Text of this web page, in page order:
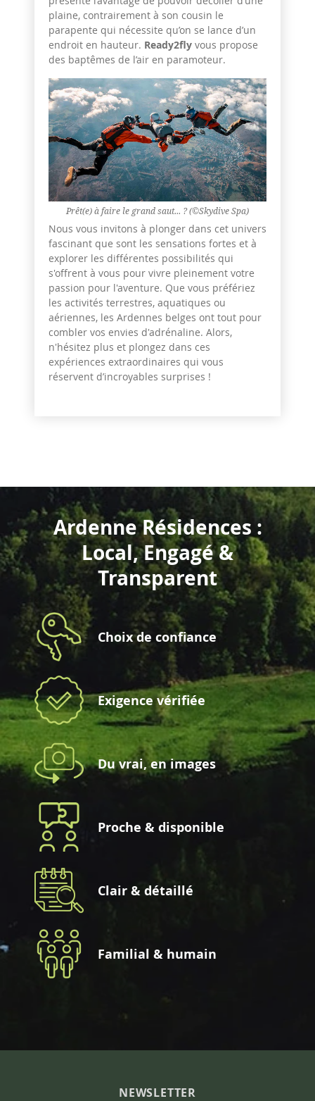
plaine, contrairement à son cousin le
parapente qui nécessite qu’on se lance d’un
endroit en hauteur. Ready2fly vous propose
des baptêmes de l’air en paramoteur.
Prêt(e) à faire le grand saut... ? (©Skydive Spa)
Nous vous invitons à plonger dans cet univers
fascinant que sont les sensations fortes et à
explorer les différentes possibilités qui
s'offrent à vous pour vivre pleinement votre
passion pour l'aventure. Que vous préfériez
les activités terrestres, aquatiques ou
aériennes, les Ardennes belges ont tout pour
combler vos envies d'adrénaline. Alors,
n'hésitez plus et plongez dans ces
expériences extraordinaires qui vous
réservent d’incroyables surprises !
Ardenne Résidences :
Local, Engagé &
Transparent
Choix de confiance
Exigence vérifiée
Du vrai, en images
Proche & disponible
Clair & détaillé
Familial & humain
NEWSLETTER